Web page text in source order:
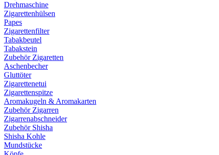
Drehmaschine
Zigarettenhülsen
Papes
Zigarettenfilter
Tabakbeutel
Tabakstein
Zubehör Zigaretten
Aschenbecher
Gluttöter
Zigarettenetui
Zigarettenspitze
Aromakugeln & Aromakarten
Zubehör Zigarren
Zigarrenabschneider
Zubehör Shisha
Shisha Kohle
Mundstücke